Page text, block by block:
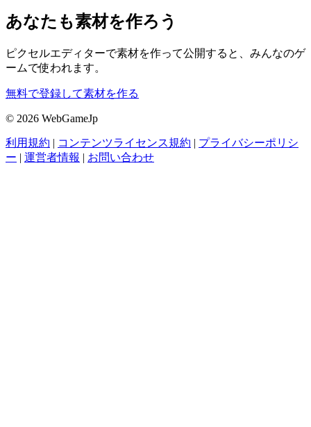
あなたも素材を作ろう
ピクセルエディターで素材を作って公開すると、みんなのゲ
ームで使われます。
無料で登録して素材を作る
© 2026 WebGameJp
利用規約 | コンテンツライセンス規約 | プライバシーポリシ
ー | 運営者情報 | お問い合わせ